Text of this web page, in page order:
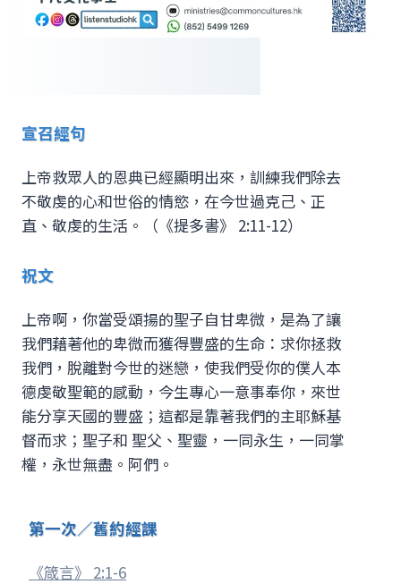
宣召經句
上帝救眾人的恩典已經顯明出來，訓練我們除去
不敬虔的心和世俗的情慾，在今世過克己、正
直、敬虔的生活。（《提多書》 2:11-12）
祝文
上帝啊，你當受頌揚的聖子自甘卑微，是為了讓
我們藉著他的卑微而獲得豐盛的生命：求你拯救
我們，脫離對今世的迷戀，使我們受你的僕人本
德虔敬聖範的感動，今生專心一意事奉你，來世
能分享天國的豐盛；這都是靠著我們的主耶穌基
督而求；聖子和 聖父、聖靈，一同永生，一同掌
權，永世無盡。阿們。
第一次／舊約經課
《箴言》 2:1-6